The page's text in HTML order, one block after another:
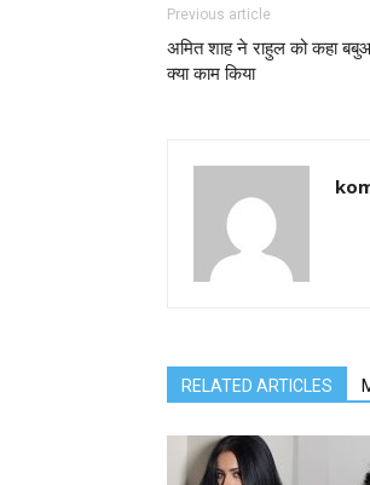
Previous article
अमित शाह ने राहुल को कहा
क्या काम किया
RELATED ARTICLES